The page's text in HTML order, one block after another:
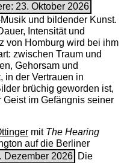
23. Oktober 2026
und bildender Kunst.
Intensität und
von Homburg wird bei ihm
zwischen Traum und
Gehorsam und
in der Vertrauen in
brüchig geworden ist,
im Gefängnis seiner
mit The ­Hearing
auf die Berliner
Dezember 2026 Die